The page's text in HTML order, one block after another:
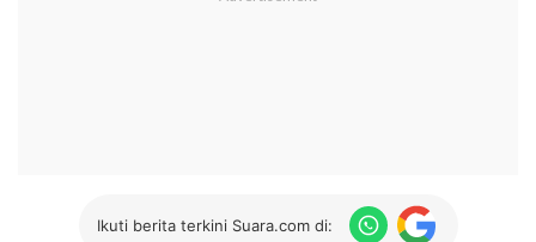
Ikuti berita terkini Suara.com di: